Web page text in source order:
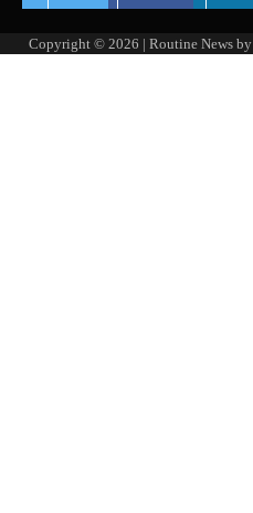
Copyright © 2026 | Routine News by